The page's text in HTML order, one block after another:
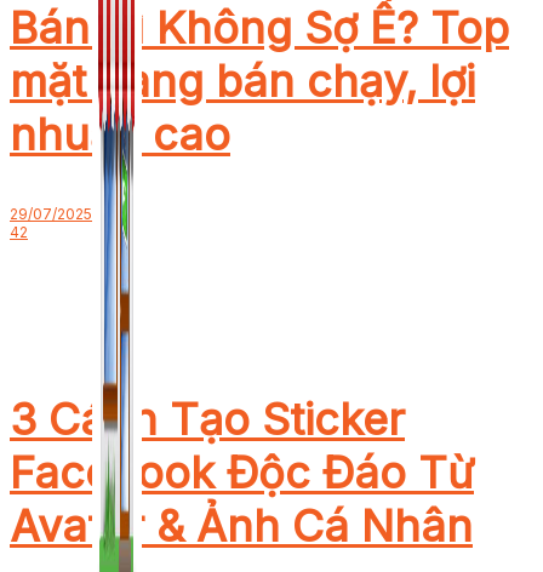
Bán Gì Không Sợ Ế? Top
mặt hàng bán chạy, lợi
nhuận cao
29/07/2025
42
3 Cách Tạo Sticker
Facebook Độc Đáo Từ
Avatar & Ảnh Cá Nhân